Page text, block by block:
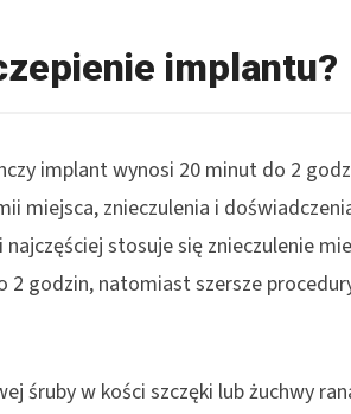
implantu?
implant wynosi 20 minut do 2
miejsca, znieczulenia i
stosuje się znieczulenie
2 godzin, natomiast szersze
śruby w kości szczęki lub żuchwy